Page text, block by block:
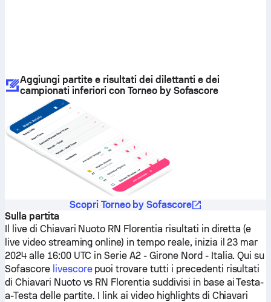
Aggiungi partite e risultati dei dilettanti e dei
campionati inferiori con Torneo by Sofascore
Scopri Torneo by Sofascore
Sulla partita
Il live di Chiavari Nuoto RN Florentia risultati in diretta (e
live video streaming online) in tempo reale, inizia il 23 mar
2024 alle 16:00 UTC in Serie A2 - Girone Nord - Italia. Qui su
Sofascore livescorepuoi trovare tutti i precedenti risultati
di Chiavari Nuotovs RN Florentia suddivisi in base ai Testa-
a-Testa delle partite. I link ai video highlights di Chiavari